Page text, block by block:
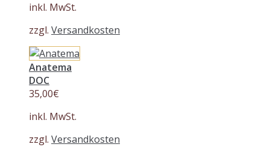
inkl. MwSt.
zzgl. Versandkosten
Anatema
DOC
35,00€
inkl. MwSt.
zzgl. Versandkosten